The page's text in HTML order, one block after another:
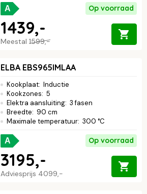
A Op voorraad
Meestal 1599,-
1439,-
ELBA EBS965IMLAA
Kookplaat: Inductie
Kookzones: 5
Elektra aansluiting: 3 fasen
Breedte: 90 cm
Maximale temperatuur: 300 °C
A Op voorraad
Adviesprijs 4099,-
3195,-